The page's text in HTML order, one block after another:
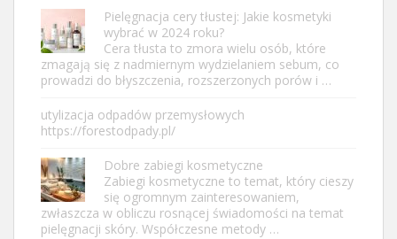
Pielęgnacja cery tłustej: Jakie kosmetyki
wybrać w 2024 roku?
Cera tłusta to zmora wielu osób, które
zmagają się z nadmiernym wydzielaniem sebum, co
prowadzi do błyszczenia, rozszerzonych porów i …
utylizacja odpadów przemysłowych
https://forestodpady.pl/
Dobre zabiegi kosmetyczne
Zabiegi kosmetyczne to temat, który cieszy
się ogromnym zainteresowaniem,
zwłaszcza w obliczu rosnącej świadomości na temat
pielęgnacji skóry. Współczesne metody …